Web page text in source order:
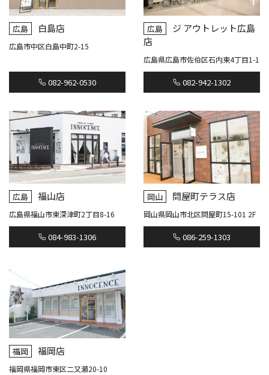
広島 白島店
広島市中区白島中町2-15
082-962-0530
広島
ジ アウトレット広島
店
広島県広島市佐伯区石内東4丁目1-1
082-942-1302
広島 福山店
広島県福山市東深津町2丁目8-16
084-983-1306
岡山 問屋町テラス店
岡山県岡山市北区問屋町15-101 2F
086-259-1303
福岡 福岡店
福岡県福岡市東区二又瀬20-10